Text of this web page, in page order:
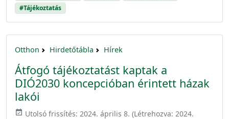
#Tájékoztatás
Otthon Hirdetőtábla Hírek
Átfogó tájékoztatást kaptak a
DIÓ2030 koncepcióban érintett házak
lakói
event_available Utolsó frissítés: 2024. április 8. (Létrehozva: 2024.